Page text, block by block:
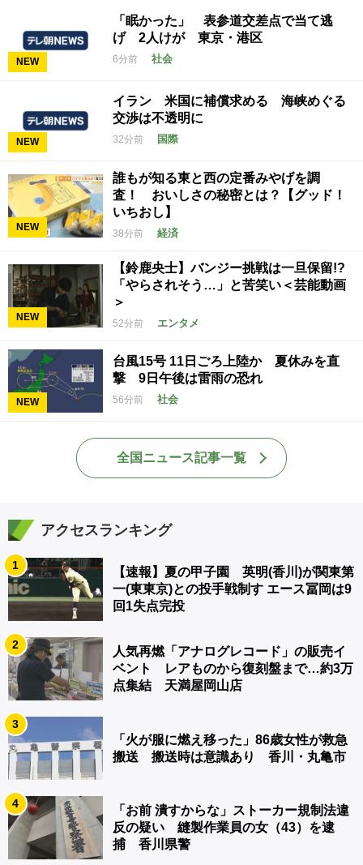
NEW
「眠かった」 表参道交差点で当て逃
げ 2人けが 東京・港区
6分前 社会
NEW
イラン 米国に補償求める 海峡めぐる
交渉は不透明に
32分前 国際
NEW
誰もが知る東と西の定番みやげを調
査！ おいしさの秘密とは？【グッド！
いちおし】
38分前 経済
NEW
【鈴鹿央士】バンジー挑戦は一旦保留!?
「やらされそう…」と苦笑い＜芸能動画
＞
52分前 エンタメ
NEW
台風15号 11日ごろ上陸か 夏休みを直
撃 9日午後は雷雨の恐れ
56分前 社会
全国ニュース記事一覧
アクセスランキング
1
【速報】夏の甲子園 英明(香川)が関東第
一(東東京)との投手戦制す エース冨岡は9
回1失点完投
2
人気再燃「アナログレコード」の販売イ
ベント レアものから復刻盤まで…約3万
点集結 天満屋岡山店
3
「火が服に燃え移った」86歳女性が救急
搬送 搬送時は意識あり 香川・丸亀市
4
「お前 潰すからな」ストーカー規制法違
反の疑い 縫製作業員の女（43）を逮
捕 香川県警